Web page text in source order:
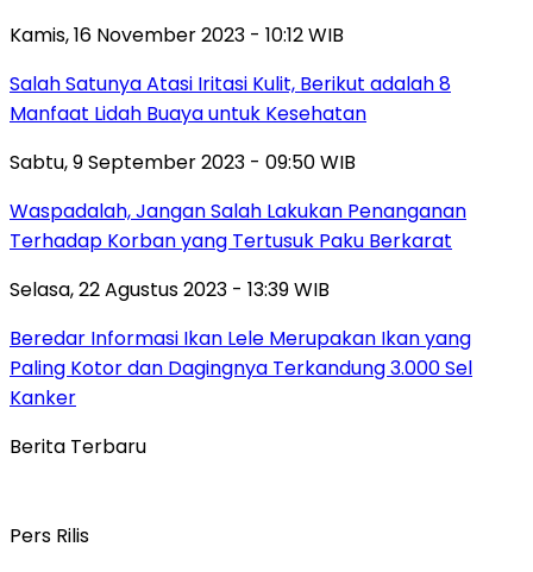
Kamis, 16 November 2023 - 10:12 WIB
Salah Satunya Atasi Iritasi Kulit, Berikut adalah 8
Manfaat Lidah Buaya untuk Kesehatan
Sabtu, 9 September 2023 - 09:50 WIB
Waspadalah, Jangan Salah Lakukan Penanganan
Terhadap Korban yang Tertusuk Paku Berkarat
Selasa, 22 Agustus 2023 - 13:39 WIB
Beredar Informasi Ikan Lele Merupakan Ikan yang
Paling Kotor dan Dagingnya Terkandung 3.000 Sel
Kanker
Berita Terbaru
Pers Rilis